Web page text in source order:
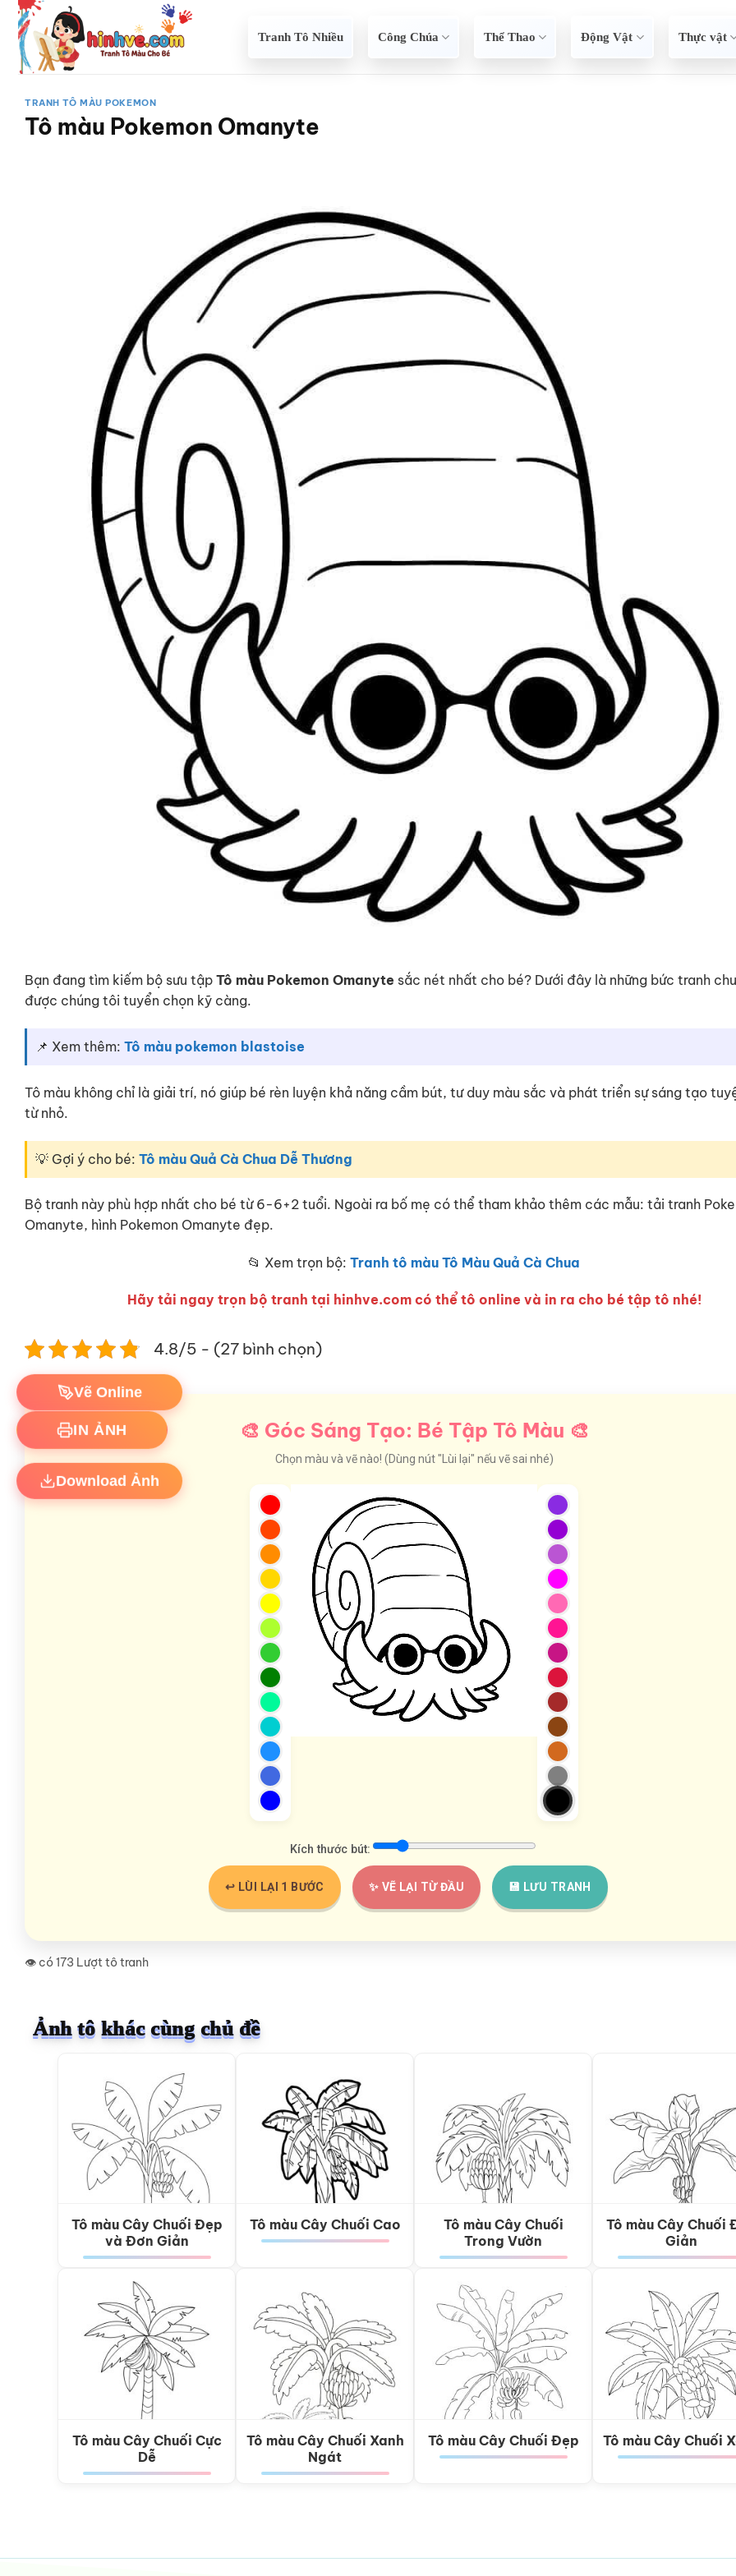
qua
dung
Tranh Tô Nhiều Công Chúa Thể Thao Động Vật Thực vật
TRANH TÔ MÀU POKEMON
Tô màu Pokemon Omanyte
Bạn đang tìm kiếm bộ sưu tập Tô màu Pokemon Omanyte sắc nét nhất cho bé? Dưới đây là những bức tranh
được chúng tôi tuyển chọn kỹ càng.
📌 Xem thêm: Tô màu pokemon blastoise
Tô màu không chỉ là giải trí, nó giúp bé rèn luyện khả năng cầm bút, tư duy màu sắc và phát triển sự sáng tạo
từ nhỏ.
💡 Gợi ý cho bé: Tô màu Quả Cà Chua Dễ Thương
Bộ tranh này phù hợp nhất cho bé từ 6-6+2 tuổi. Ngoài ra bố mẹ có thể tham khảo thêm các mẫu: tải tranh
Omanyte, hình Pokemon Omanyte đẹp.
📂 Xem trọn bộ: Tranh tô màu Tô Màu Quả Cà Chua
Hãy tải ngay trọn bộ tranh tại hinhve.com có thể tô online và in ra cho bé tập tô nhé!
4.8/5 - (27 bình chọn)
🎨 Góc Sáng Tạo: Bé Tập Tô Màu 🎨
Chọn màu và vẽ nào! (Dùng nút "Lùi lại" nếu vẽ sai nhé)
Kích thước bút:
↩️ LÙI LẠI 1 BƯỚC ✨ VẼ LẠI TỪ ĐẦU 💾 LƯU TRANH
👁️ có 173 Lượt tô tranh
Ảnh tô khác cùng chủ đề
Tô màu Cây Chuối Đẹp
và Đơn Giản
Tô màu Cây Chuối Cao
Tô màu Cây Chuối
Trong Vườn
Tô màu Cây Chuối
Giản
Tô màu Cây Chuối Cực
Dễ
Tô màu Cây Chuối Xanh
Ngát
Tô màu Cây Chuối Đẹp Tô màu Cây Chuối
Vẽ Online
IN ẢNH
Download Ảnh